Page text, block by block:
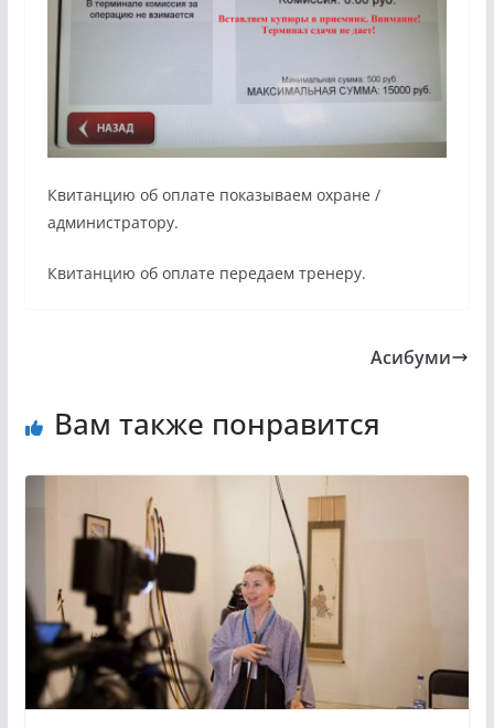
Квитанцию об оплате показываем охране /
администратору.
Квитанцию об оплате передаем тренеру.
Асибуми
Вам также понравится